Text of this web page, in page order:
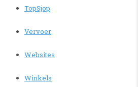
TopSjop
Vervoer
Websites
Winkels